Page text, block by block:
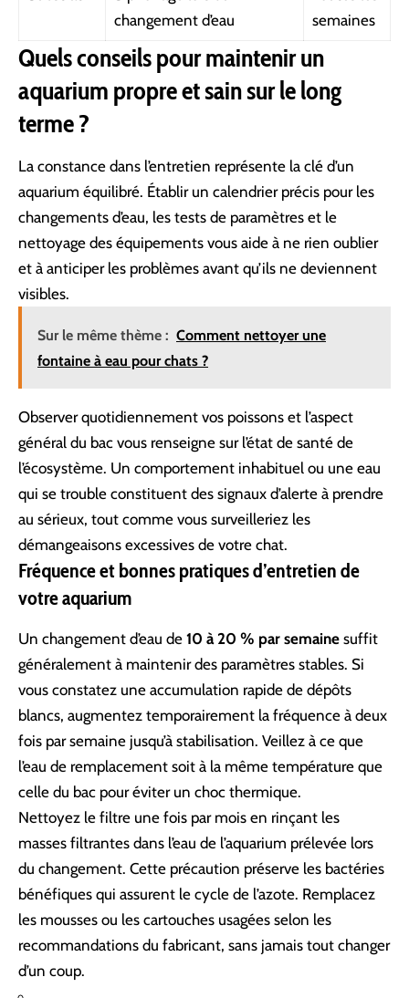
changement d’eau
semaines
Quels conseils pour maintenir un
aquarium propre et sain sur le long
terme ?
La constance dans l’entretien représente la clé d’un
aquarium équilibré. Établir un calendrier précis pour les
changements d’eau, les tests de paramètres et le
nettoyage des équipements vous aide à ne rien oublier
et à anticiper les problèmes avant qu’ils ne deviennent
visibles.
Sur le même thème : Comment nettoyer une
fontaine à eau pour chats ?
Observer quotidiennement vos poissons et l’aspect
général du bac vous renseigne sur l’état de santé de
l’écosystème. Un comportement inhabituel ou une eau
qui se trouble constituent des signaux d’alerte à prendre
au sérieux, tout comme vous surveilleriez les
démangeaisons excessives de votre chat.
Fréquence et bonnes pratiques d’entretien de
votre aquarium
Un changement d’eau de 10 à 20 % par semaine suffit
généralement à maintenir des paramètres stables. Si
vous constatez une accumulation rapide de dépôts
blancs, augmentez temporairement la fréquence à deux
fois par semaine jusqu’à stabilisation. Veillez à ce que
l’eau de remplacement soit à la même température que
celle du bac pour éviter un choc thermique.
Nettoyez le filtre une fois par mois en rinçant les
masses filtrantes dans l’eau de l’aquarium prélevée lors
du changement. Cette précaution préserve les bactéries
bénéfiques qui assurent le cycle de l’azote. Remplacez
les mousses ou les cartouches usagées selon les
recommandations du fabricant, sans jamais tout changer
d’un coup.